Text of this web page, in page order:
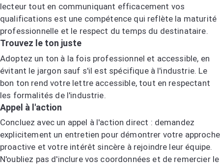
lecteur tout en communiquant efficacement vos
qualifications est une compétence qui reflète la maturité
professionnelle et le respect du temps du destinataire.
Trouvez le ton juste
Adoptez un ton à la fois professionnel et accessible, en
évitant le jargon sauf s'il est spécifique à l'industrie. Le
bon ton rend votre lettre accessible, tout en respectant
les formalités de l'industrie.
Appel à l'action
Concluez avec un appel à l'action direct : demandez
explicitement un entretien pour démontrer votre approche
proactive et votre intérêt sincère à rejoindre leur équipe.
N'oubliez pas d'inclure vos coordonnées et de remercier le